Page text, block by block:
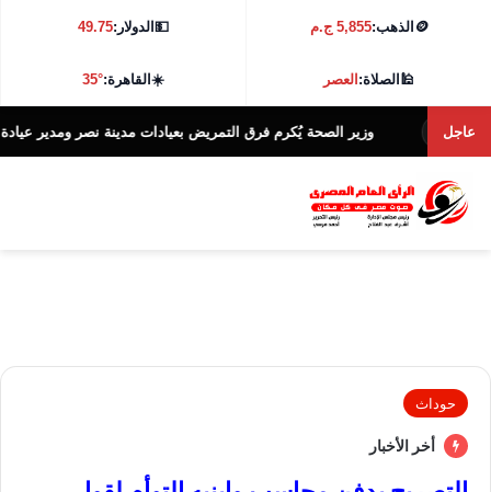
🪙 الذهب:5,855 ج.م 💵الدولار:49.75
🕌الصلاة:العصر ☀️القاهرة:35°
عاجل وزير الصحة يُكرم فرق التمريض بعيادات مدينة نصر ومدير عيادة
حوداث
أخر الأخبار